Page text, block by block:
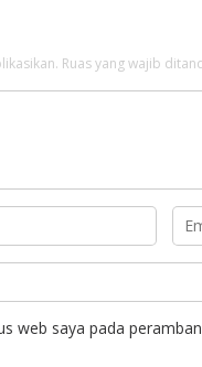
Ruas yang wajib
web saya pada